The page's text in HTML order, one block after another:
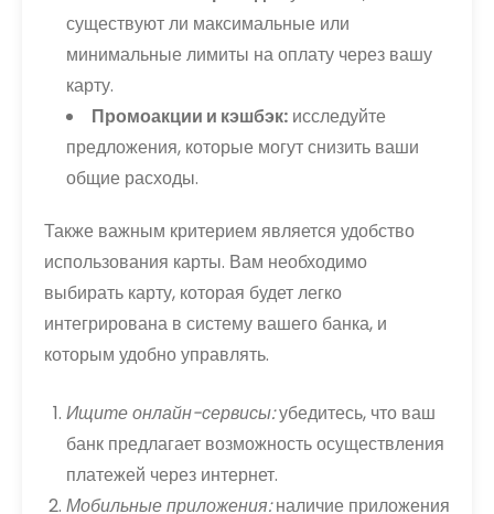
существуют ли максимальные или
минимальные лимиты на оплату через вашу
карту.
Промоакции и кэшбэк: исследуйте
предложения, которые могут снизить ваши
общие расходы.
Также важным критерием является удобство
использования карты. Вам необходимо
выбирать карту, которая будет легко
интегрирована в систему вашего банка, и
которым удобно управлять.
Ищите онлайн-сервисы:убедитесь, что ваш
банк предлагает возможность осуществления
платежей через интернет.
Мобильные приложения:наличие приложения